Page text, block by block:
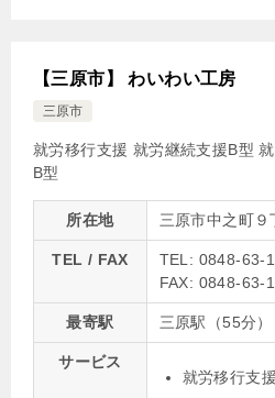
【三原市】 わいわい工房
三原市
就労移行支援 就労継続支援B型
B型
所在地 三原市中之町
TEL / FAX
TEL: 0848-63-
FAX: 0848-63-
最寄駅 三原駅（55分）
サービス
就労移行支援